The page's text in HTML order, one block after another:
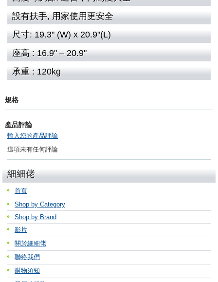
設有扶手, 用家使用更安全
尺寸: 19.3" (W) x 20.9"(L)
座高 : 16.9" – 20.9"
承重 : 120kg
規格
產品評論
輸入您的產品評論
這項未有任何評論
細細佬
首頁
Shop by Category
Shop by Brand
影片
關於細細佬
聯絡我們
購物須知